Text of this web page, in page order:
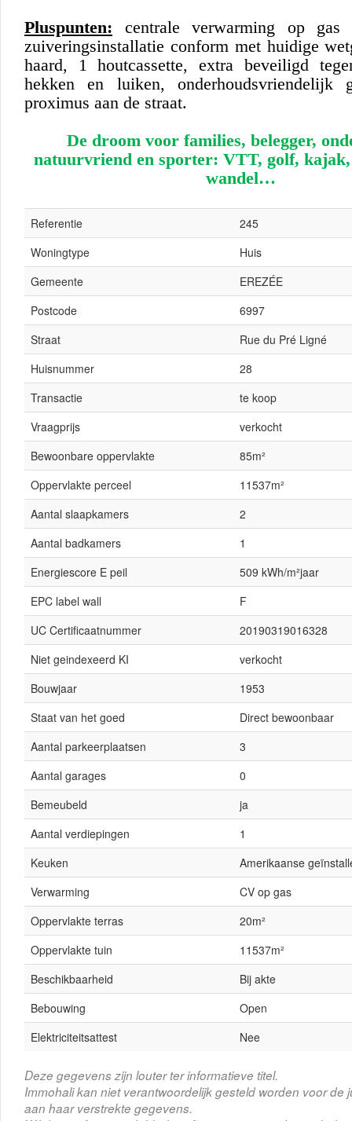
Pluspunten: centrale verwarming op gas
zuiveringsinstallatie conform met huidige
haard, 1 houtcassette, extra beveiligd
hekken en luiken, onderhoudsvriendelijk
proximus aan de straat.
De droom voor families, belegger,
natuurvriend en sporter: VTT, golf,
wandel…
Referentie
245
Woningtype
Huis
Gemeente
EREZÉE
Postcode
6997
Straat
Rue du Pré Ligné
Huisnummer
28
Transactie
te koop
Vraagprijs
verkocht
Bewoonbare oppervlakte
85m²
Oppervlakte perceel
11537m²
Aantal slaapkamers
2
Aantal badkamers
1
Energiescore E peil
509 kWh/m²jaar
EPC label wall
F
UC Certificaatnummer
20190319016328
Niet geindexeerd KI
verkocht
Bouwjaar
1953
Staat van het goed
Direct bewoonbaar
Aantal parkeerplaatsen
3
Aantal garages
0
Bemeubeld
ja
Aantal verdiepingen
1
Keuken
Amerikaanse
Verwarming
CV op gas
Oppervlakte terras
20m²
Oppervlakte tuin
11537m²
Beschikbaarheid
Bij akte
Bebouwing
Open
Elektriciteitsattest
Nee
Deze gegevens zijn louter ter informatieve titel.
Immohali kan niet verantwoordelijk gesteld worden voor de
aan haar verstrekte gegevens.